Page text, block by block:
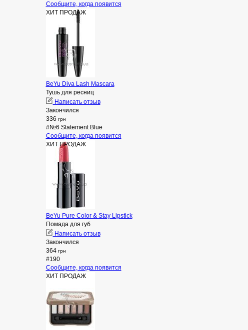
Сообщите, когда появится
ХИТ ПРОДАЖ
BeYu Diva Lash Mascara
Тушь для ресниц
Написать отзыв
Закончился
336 грн
#№6 Statement Blue
Сообщите, когда появится
ХИТ ПРОДАЖ
BeYu Pure Color & Stay Lipstick
Помада для губ
Написать отзыв
Закончился
364 грн
#190
Сообщите, когда появится
ХИТ ПРОДАЖ